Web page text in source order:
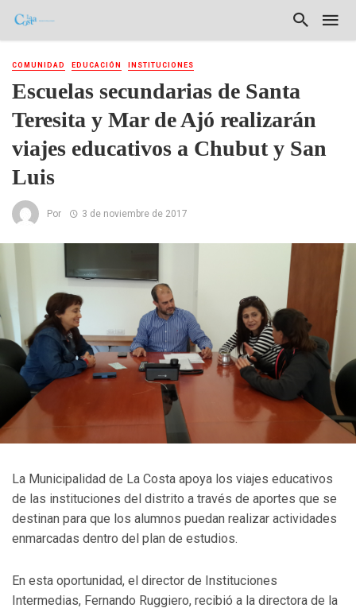
COMUNIDAD EDUCACIÓN INSTITUCIONES
Escuelas secundarias de Santa
Teresita y Mar de Ajó realizarán
viajes educativos a Chubut y San
Luis
Por 3 de noviembre de 2017
La Municipalidad de La Costa apoya los viajes educativos
de las instituciones del distrito a través de aportes que se
destinan para que los alumnos puedan realizar actividades
enmarcadas dentro del plan de estudios.
En esta oportunidad, el director de Instituciones
Intermedias, Fernando Ruggiero, recibió a la directora de la